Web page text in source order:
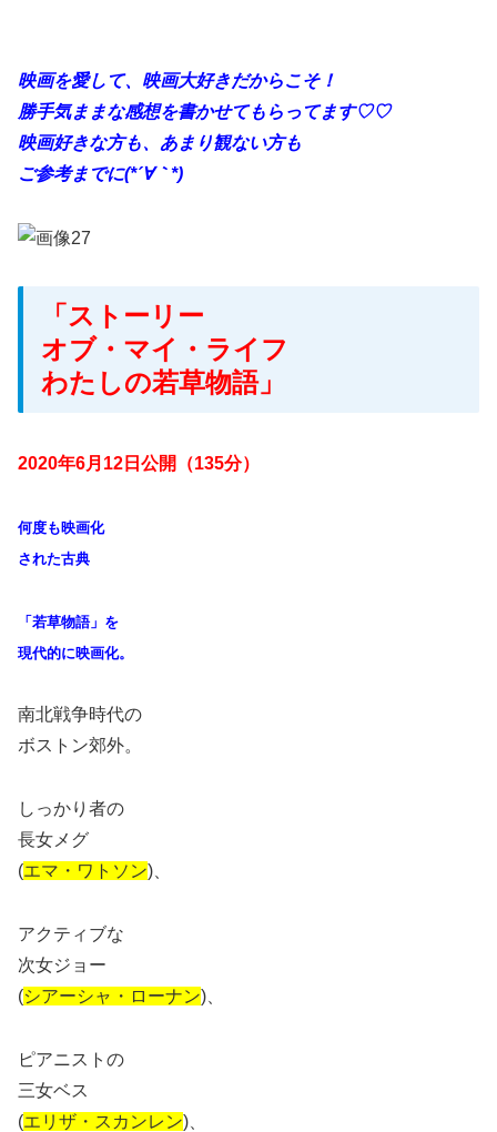
映画を愛して、映画大好きだからこそ！
勝手気ままな感想を書かせてもらってます♡♡
映画好きな方も、あまり観ない方も
ご参考までに(*´∀｀*)
「ストーリー
オブ・マイ・ライフ
わたしの若草物語」
2020年6月12日公開（135分）
何度も映画化
された古典
「若草物語」を
現代的に映画化。
南北戦争時代の
ボストン郊外。
しっかり者の
長女メグ
(エマ・ワトソン)、
アクティブな
次女ジョー
(シアーシャ・ローナン)、
ピアニストの
三女ベス
(エリザ・スカンレン)、